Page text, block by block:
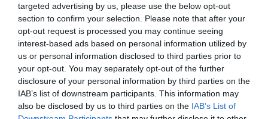
targeted advertising by us, please use the below opt-out
section to confirm your selection. Please note that after your
opt-out request is processed you may continue seeing
interest-based ads based on personal information utilized by
us or personal information disclosed to third parties prior to
your opt-out. You may separately opt-out of the further
disclosure of your personal information by third parties on the
IAB’s list of downstream participants. This information may
also be disclosed by us to third parties on the IAB’s List of